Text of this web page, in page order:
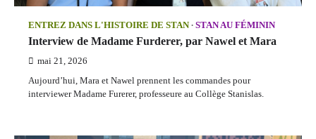
ENTREZ DANS L'HISTOIRE DE STAN STAN AU FÉMININ
Interview de Madame Furderer, par Nawel et Mara
mai 21, 2026
Aujourd’hui, Mara et Nawel prennent les commandes pour
interviewer Madame Furerer, professeure au Collège Stanislas.